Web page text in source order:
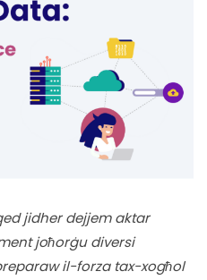
jidher dejjem aktar
joħorġu diversi
il-forza tax-xogħol